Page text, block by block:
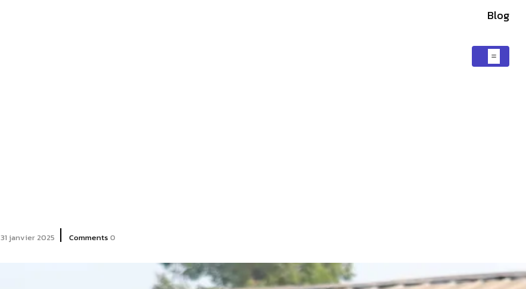
Blog
31 janvier 2025 | Comments 0